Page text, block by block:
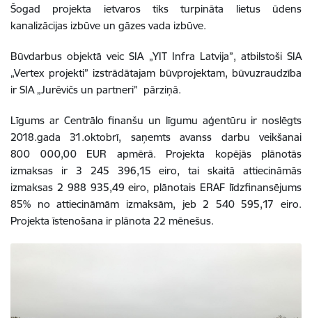
Šogad projekta ietvaros tiks turpināta lietus ūdens
kanalizācijas izbūve un gāzes vada izbūve.
Būvdarbus objektā veic SIA „YIT Infra Latvija”, atbilstoši SIA
„Vertex projekti” izstrādātajam būvprojektam, būvuzraudzība
ir SIA „Jurēvičs un partneri” pārziņā.
Līgums ar Centrālo finanšu un līgumu aģentūru ir noslēgts
2018.gada 31.oktobrī, saņemts avanss darbu veikšanai
800 000,00 EUR apmērā. Projekta kopējās plānotās
izmaksas ir 3 245 396,15 eiro, tai skaitā attiecināmās
izmaksas 2 988 935,49 eiro, plānotais ERAF līdzfinansējums
85% no attiecināmām izmaksām, jeb 2 540 595,17 eiro.
Projekta īstenošana ir plānota 22 mēnešus.